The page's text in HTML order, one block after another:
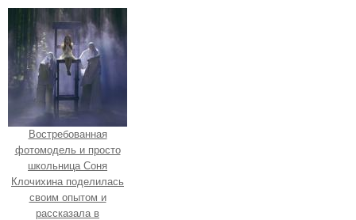
Востребованная
фотомодель и просто
школьница Соня
Клочихина поделилась
своим опытом и
рассказала в